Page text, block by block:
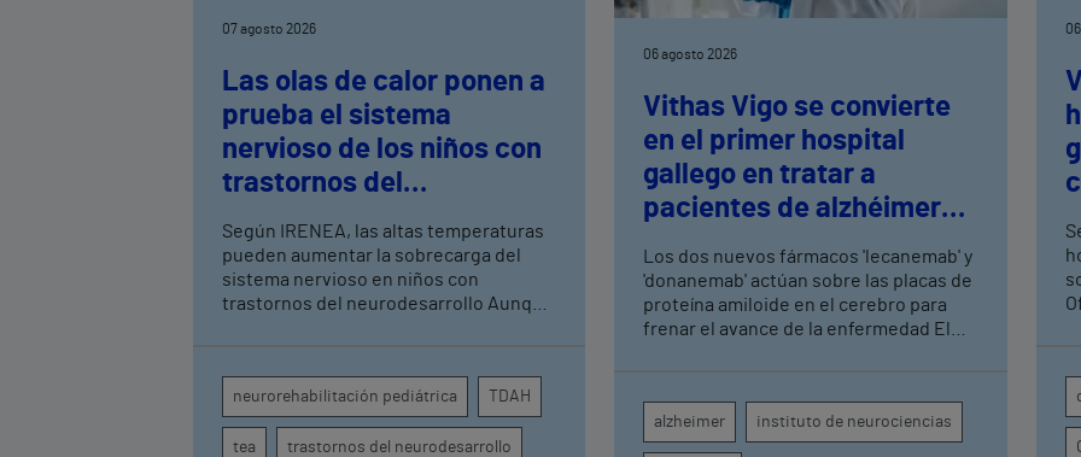
07 agosto 2026
Las olas de calor ponen a
prueba el sistema
nervioso de los niños con
trastornos del
neurodesarrollo, según
expertos en
neurorrehabilitación
pediátrica de Vithas
Según IRENEA, las altas temperaturas
pueden aumentar la sobrecarga del
sistema nervioso en niños con
trastornos del neurodesarrollo Aunque
permite comprender por qué el calor
puede influir en la atención, la
regulación emocional y la conducta
neurorehabilitación pediátrica TDAH
tea trastornos del neurodesarrollo
06 agosto 2026
Vithas Vigo se convierte
en el primer hospital
gallego en tratar a
pacientes de alzhéimer
en fase leve con terapias
antiamiloide
Los dos nuevos fármacos 'lecanemab' y
'donanemab' actúan sobre las placas de
proteína amiloide en el cerebro para
frenar el avance de la enfermedad El
para el exhaustivo seguimiento clínico
de cada paciente
alzheimer instituto de neurociencias